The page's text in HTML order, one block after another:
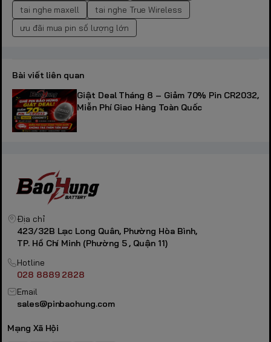
tai nghe maxell
tai nghe True Wireless
ưu đãi mua pin số lượng lớn
Bài viết liên quan
Giật Deal Tháng 8 – Giảm 70% Pin CR2032,
Miễn Phí Giao Hàng Toàn Quốc
Địa chỉ
423/32B Lạc Long Quân, Phường Hòa Bình,
TP. Hồ Chí Minh (Phường 5 , Quận 11)
Hotline
028 8889 2828
Email
sales@pinbaohung.com
Mạng Xã Hội